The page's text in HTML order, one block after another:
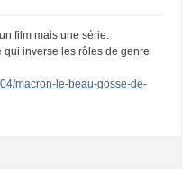
film mais une série.
inverse les rôles de genre
macron-le-beau-gosse-de-